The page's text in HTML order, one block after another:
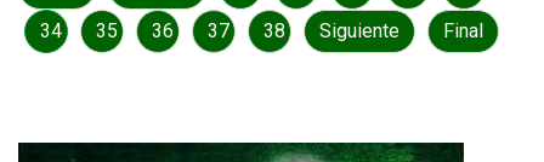
34
35 36 37 38 Siguiente Final